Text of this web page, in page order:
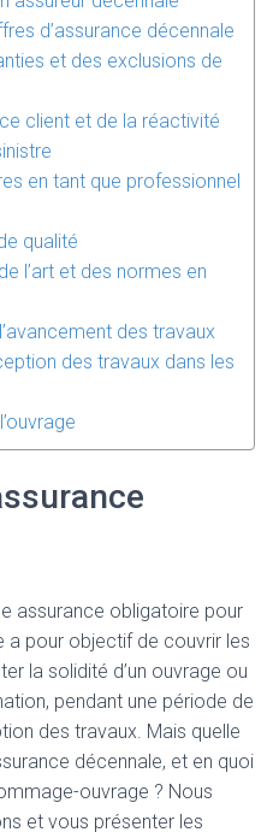
d’assurance décennale
et des exclusions de
client et de la réactivité
en tant que professionnel
qualité
l’art et des normes en
des travaux
des travaux dans les
assurance obligatoire pour
a pour objectif de couvrir les
la solidité d’un ouvrage ou
pendant une période de
des travaux. Mais quelle
décennale, et en quoi
ouvrage ? Nous
et vous présenter les